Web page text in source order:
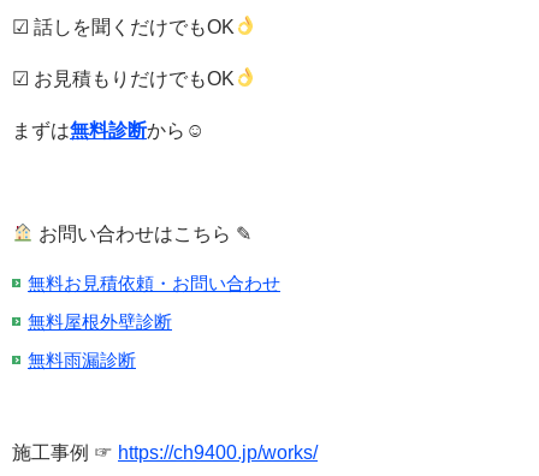
☑ 話しを聞くだけでもOK
☑ お見積もりだけでもOK
まずは無料診断から☺
お問い合わせはこちら ✎
無料お見積依頼・お問い合わせ
無料屋根外壁診断
無料雨漏診断
施工事例 ☞ https://ch9400.jp/works/